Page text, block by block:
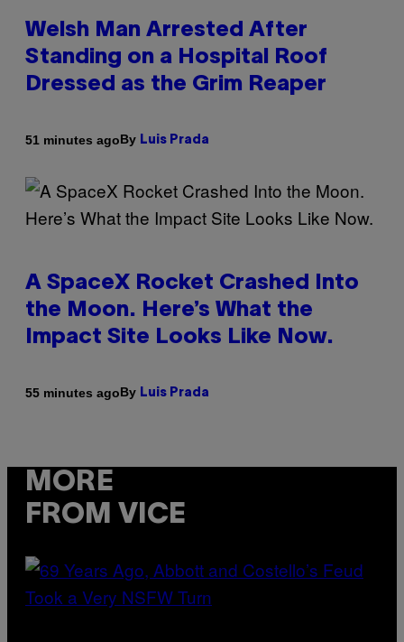
Welsh Man Arrested After
Standing on a Hospital Roof
Dressed as the Grim Reaper
51 minutes agoBy Luis Prada
A SpaceX Rocket Crashed Into
the Moon. Here’s What the
Impact Site Looks Like Now.
55 minutes agoBy Luis Prada
MORE
FROM VICE